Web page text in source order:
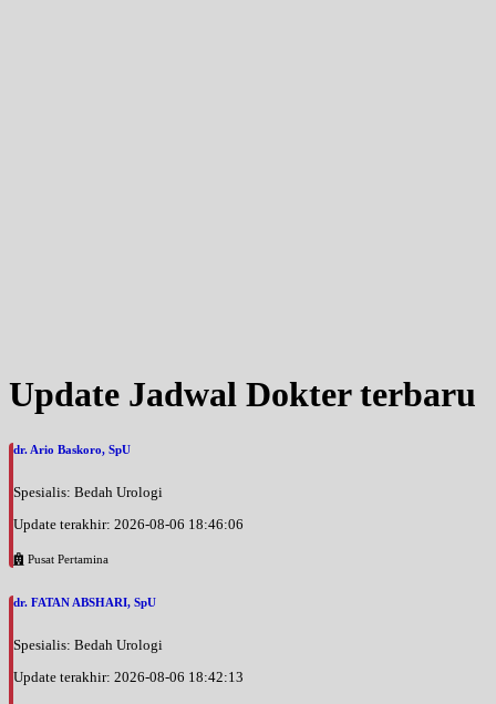
Update Jadwal Dokter terbaru
dr. Ario Baskoro, SpU
Spesialis: Bedah Urologi
Update terakhir: 2026-08-06 18:46:06
Pusat Pertamina
dr. FATAN ABSHARI, SpU
Spesialis: Bedah Urologi
Update terakhir: 2026-08-06 18:42:13